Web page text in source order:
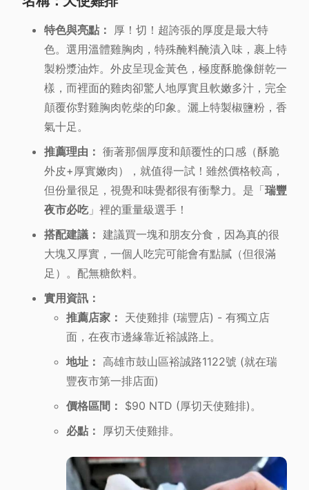
特色與亮點：
厚！切！超誇張的厚度是最大特
色。選用溫體雞胸肉，特殊醃料醃漬入味，裹上特
製粉漿油炸。外皮呈現金黃色，極度酥脆像餅乾一
樣，而裡面的雞肉卻驚人地厚實且軟嫩多汁，完全
顛覆你對雞胸肉乾柴的印象。灑上特製椒鹽粉，香
氣十足。
推薦理由： 衝著那個厚度和顛覆性的口感（酥脆
外皮+厚實嫩肉），就值得一試！雖然價格較高，
但份量很足，視覺和味覺都很有衝擊力。是「瑞豐
夜市必吃」裡的重量級選手！
搭配建議： 建議買一塊和朋友分食，因為真的很
大塊又厚實，一個人吃完可能會有點膩（但很滿
足）。配無糖飲料。
實用資訊：
推薦店家： 天使雞排 (瑞豐店) - 有獨立店
面，在夜市邊緣靠近裕誠路上。
地址： 高雄市鼓山區裕誠路1122號 (就在瑞
豐夜市第一排店面)
價格區間： $90 NTD (厚切天使雞排)。
必點：
厚切天使雞排。